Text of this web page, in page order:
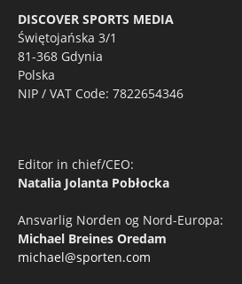
DISCOVER SPORTS MEDIA
Świętojańska 3/1
81-368 Gdynia
Polska
NIP / VAT Code: 7822654346
Editor in chief/CEO:
Natalia Jolanta Pobłocka
Ansvarlig Norden og Nord-Europa:
Michael Breines Oredam
michael@sporten.com